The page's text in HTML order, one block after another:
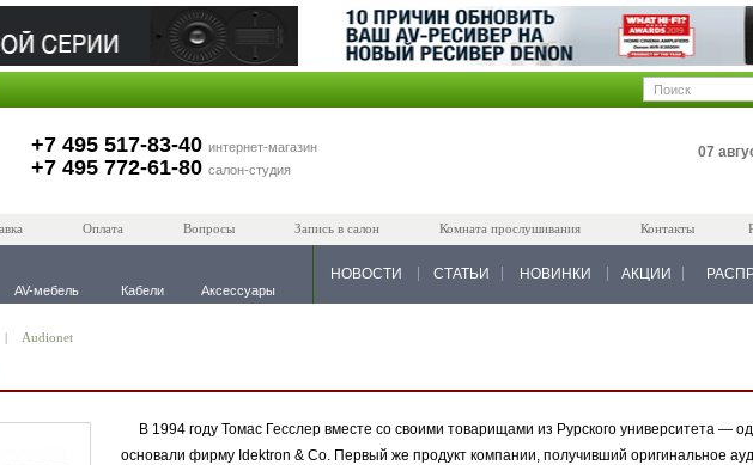
+7 495 517-83-40 интернет-магазин
+7 495 772-61-80 салон-студия
07
Оплата Вопросы Запись в салон Комната прослушивания Контакты
AV-мебель Кабели Аксессуары
НОВОСТИ СТАТЬИ НОВИНКИ АКЦИИ
Audionet
В 1994 году Томас Гесслер вместе со своими товарищами из Рурского университета —
основали фирму Idektron & Co. Первый же продукт компании, получивший оригинальное